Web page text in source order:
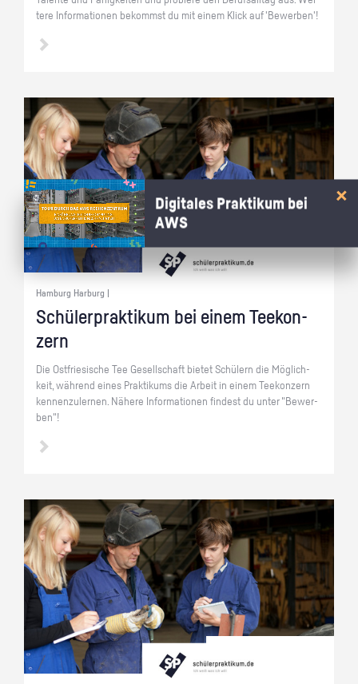
te­re In­for­ma­tio­nen be­kommst du mit einem Klick auf 'Be­wer­ben'!
Hamburg Harburg |
Schü­ler­prak­ti­kum bei einem Tee­kon­
zern
Die Ost­frie­si­sche Tee Ge­sell­schaft bie­tet Schü­lern die Mög­lich­
keit, wäh­rend eines Prak­ti­kums die Ar­beit in einem Tee­kon­zern
ken­nen­zu­ler­nen. Nä­he­re In­for­ma­tio­nen fin­dest du unter "Be­wer­
ben"!
Digitales Praktikum bei
AWS